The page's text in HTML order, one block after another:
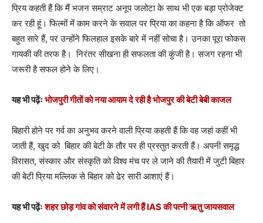
प्रिय कहती हैं कि मैं भजन सम्राट अनूप जलोटा के साथ भी एक बड़ा प्रोजेक्ट
कर रही हूं। फिल्मों में काम करने के सवाल पर प्रिया का कहना है कि ऑफर तो
बहुत सारे हैं, पर उन्होंने फिलहाल इसके बारे में नहीं सोचा है। उनका पूरा फोकस
गायकी की तरफ है। निरंतर सीखना ही सफलता की कुंजी है। सजग रहना भी
जरूरी है सफल होने के लिए।
यह भी पढ़ेंः भोजपुरी गीतों को नया आयाम दे रही है भोजपुर की बेटी बेबी काजल
बिहारी होने पर गर्व का अनुभव करने वाली प्रिया कहती हैं कि वह जहां कहीं भी
जाती हैं, खुद को बिहार की बेटी के तौर पर ही प्रस्तुत करती हैं। अपनी समृद्ध
विरासत, संस्कार और संस्कृति को विश्व मंच पर ले जाने की तैयारी में जुटी बिहार
की बेटी प्रिया मल्लिक से बिहार को ढेर सारी आशाएं हैं।
यह भी पढ़ेंःशहर छोड़ गांव को संवारने में लगी हैं IAS की पत्नी ऋतु जायसवाल